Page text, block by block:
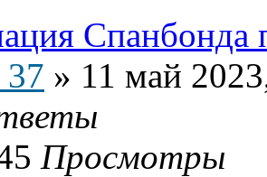
Спанбонда
» 11 май
Просмотры